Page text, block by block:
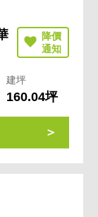
建坪
160.04坪